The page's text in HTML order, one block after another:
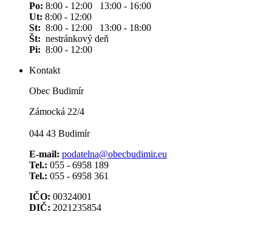
Po: 8:00 - 12:00 13:00 - 16:00
Ut: 8:00 - 12:00
St: 8:00 - 12:00 13:00 - 18:00
Št: nestránkový deň
Pi: 8:00 - 12:00
Kontakt
Obec Budimír
Zámocká 22/4
044 43 Budimír
E-mail: podatelna@obecbudimir.eu
Tel.: 055 - 6958 189
Tel.: 055 - 6958 361
IČO: 00324001
DIČ: 2021235854